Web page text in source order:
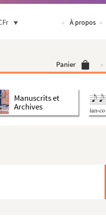
À propos
Panier
Manuscrits et
Archives